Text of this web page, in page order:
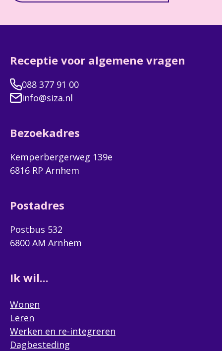
Receptie voor algemene vragen
088 377 91 00
info@siza.nl
Bezoekadres
Kemperbergerweg 139e
6816 RP Arnhem
Postadres
Postbus 532
6800 AM Arnhem
Ik wil...
Wonen
Leren
Werken en re-integreren
Dagbesteding